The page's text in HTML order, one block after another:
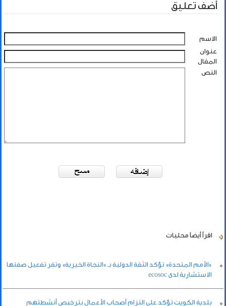
أضف تعليق
الاسم
عنوان
المقال
النص
اقرأ أيضاً محليات
«الأمم المتحدة» تؤكد الثقة الدولية بـ «النجاة الخيرية» وتقر تفعيل صفتها
الاستشارية لدى ecosoc
بلدية الكويت تؤكد على التزام أصحاب الأعمال بترخيص أنشطتهم